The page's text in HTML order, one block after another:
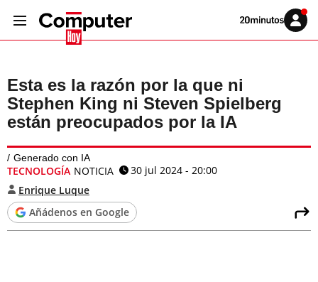
Volver
Iniciar
sesión
Esta es la razón por la que ni
Stephen King ni Steven Spielberg
están preocupados por la IA
Generado con IA
TECNOLOGÍA NOTICIA
30 jul 2024 - 20:00
Enrique Luque
Añádenos en Google